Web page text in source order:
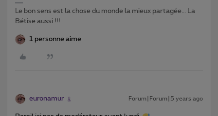
Le bon sens est la chose du monde la mieux partagée... La
Bétise aussi !!!
1 personne aime
euronamur Forum|Forum|5 years ago